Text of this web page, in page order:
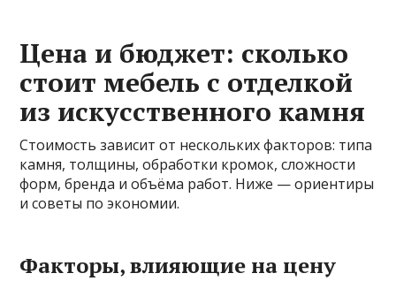
Цена и бюджет: сколько
стоит мебель с отделкой
из искусственного камня
Стоимость зависит от нескольких факторов: типа
камня, толщины, обработки кромок, сложности
форм, бренда и объёма работ. Ниже — ориентиры
и советы по экономии.
Факторы, влияющие на цену